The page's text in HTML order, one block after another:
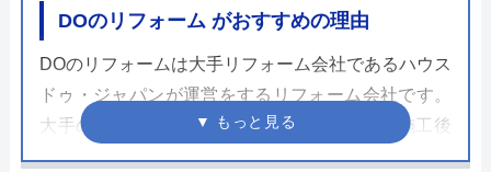
DOのリフォーム がおすすめの理由
DOのリフォームは大手リフォーム会社であるハウス
ドゥ・ジャパンが運営をするリフォーム会社です。
大手の強みを活かした5大保証制度によって施工後
も手厚くサポートをしてくれるのが嬉しく、一生涯